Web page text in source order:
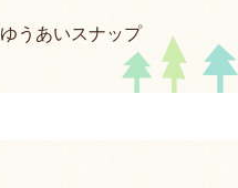
ゆうあいスナップ